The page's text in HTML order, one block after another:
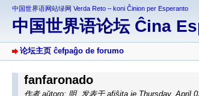
中国世界语网站绿网 Verda Reto – koni Ĉinion per Esperanto
中国世界语论坛 Ĉina
论坛主页 ĉefpaĝo de forumo
fanfaronado
作者 aŭtoro: 明, 发表于 afiŝita je Thursday, April